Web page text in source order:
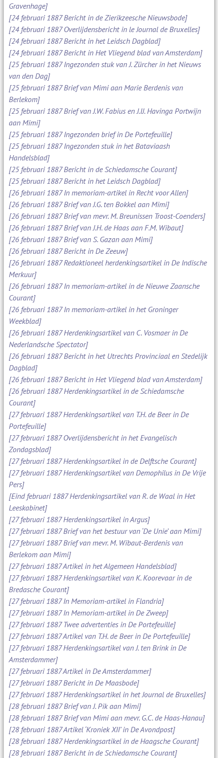
Gravenhage]
[24 februari 1887 Bericht in de Zierikzeesche Nieuwsbode]
[24 februari 1887 Overlijdensbericht in le Journal de Bruxelles]
[24 februari 1887 Bericht in het Leidsch Dagblad]
[24 februari 1887 Bericht in Het Vliegend blad van Amsterdam]
[25 februari 1887 Ingezonden stuk van J. Zürcher in het Nieuws
van den Dag]
[25 februari 1887 Brief van Mimi aan Marie Berdenis van
Berlekom]
[25 februari 1887 Brief van J.W. Fabius en J.IJ. Havinga Portwijn
aan Mimi]
[25 februari 1887 Ingezonden brief in De Portefeuille]
[25 februari 1887 Ingezonden stuk in het Bataviaash
Handelsblad]
[25 februari 1887 Bericht in de Schiedamsche Courant]
[25 februari 1887 Bericht in het Leidsch Dagblad]
[26 februari 1887 In memoriam-artikel in Recht voor Allen]
[26 februari 1887 Brief van J.G. ten Bokkel aan Mimi]
[26 februari 1887 Brief van mevr. M. Breunissen Troost-Coenders]
[26 februari 1887 Brief van J.H. de Haas aan F.M. Wibaut]
[26 februari 1887 Brief van S. Gazan aan Mimi]
[26 februari 1887 Bericht in De Zeeuw]
[26 februari 1887 Redaktioneel herdenkingsartikel in De Indische
Merkuur]
[26 februari 1887 In memoriam-artikel in de Nieuwe Zaansche
Courant]
[26 februari 1887 In memoriam-artikel in het Groninger
Weekblad]
[26 februari 1887 Herdenkingsartikel van C. Vosmaer in De
Nederlandsche Spectator]
[26 februari 1887 Bericht in het Utrechts Provinciaal en Stedelijk
Dagblad]
[26 februari 1887 Bericht in Het Vliegend blad van Amsterdam]
[26 februari 1887 Herdenkingsartikel in de Schiedamsche
Courant]
[27 februari 1887 Herdenkingsartikel van T.H. de Beer in De
Portefeuille]
[27 februari 1887 Overlijdensbericht in het Evangelisch
Zondagsblad]
[27 februari 1887 Herdenkingsartikel in de Delftsche Courant]
[27 februari 1887 Herdenkingsartikel van Demophilus in De Vrije
Pers]
[Eind februari 1887 Herdenkingsartikel van R. de Waal in Het
Leeskabinet]
[27 februari 1887 Herdenkingsartikel in Argus]
[27 februari 1887 Brief van het bestuur van ‘De Unie’ aan Mimi]
[27 februari 1887 Brief van mevr. M. Wibaut-Berdenis van
Berlekom aan Mimi]
[27 februari 1887 Artikel in het Algemeen Handelsblad]
[27 februari 1887 Herdenkingsartikel van K. Koorevaar in de
Bredasche Courant]
[27 februari 1887 In Memoriam-artikel in Flandria]
[27 februari 1887 In Memoriam-artikel in De Zweep]
[27 februari 1887 Twee advertenties in De Portefeuille]
[27 februari 1887 Artikel van T.H. de Beer in De Portefeuille]
[27 februari 1887 Herdenkingsartikel van J. ten Brink in De
Amsterdammer]
[27 februari 1887 Artikel in De Amsterdammer]
[27 februari 1887 Bericht in De Maasbode]
[27 februari 1887 Herdenkingsartikel in het Journal de Bruxelles]
[28 februari 1887 Brief van J. Pik aan Mimi]
[28 februari 1887 Brief van Mimi aan mevr. G.C. de Haas-Hanau]
[28 februari 1887 Artikel ‘Kroniek XII’ in De Avondpost]
[28 februari 1887 Herdenkingsartikel in de Haagsche Courant]
[28 februari 1887 Bericht in de Schiedamsche Courant]